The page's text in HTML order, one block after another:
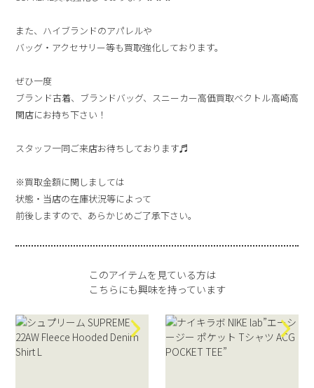
また、ハイブランドのアパレルや
バッグ・アクセサリー等も買取強化しております。
ぜひ一度
ブランド古着、ブランドバッグ、スニーカー高価買取ベクトル高崎高
関店にお持ち下さい！
スタッフ一同ご来店お待ちしております♬
※買取金額に関しましては
状態・当店の在庫状況等によって
前後しますので、あらかじめご了承下さい。
このアイテムを見ている方は
こちらにも興味を持っています